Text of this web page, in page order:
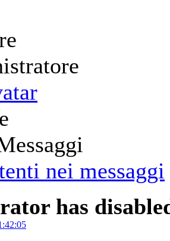
has